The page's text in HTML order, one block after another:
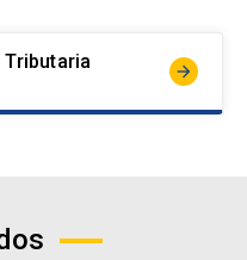
arrow_forward